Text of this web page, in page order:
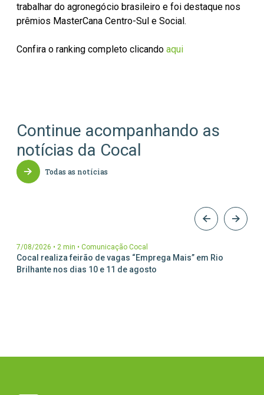
trabalhar do agronegócio brasileiro e foi destaque nos
prêmios MasterCana Centro-Sul e Social.
Confira o ranking completo clicando aqui
Continue acompanhando as
notícias da Cocal
Todas as notícias
7/08/2026 • 2 min • Comunicação Cocal
Cocal realiza feirão de vagas “Emprega Mais” em Rio
Brilhante nos dias 10 e 11 de agosto